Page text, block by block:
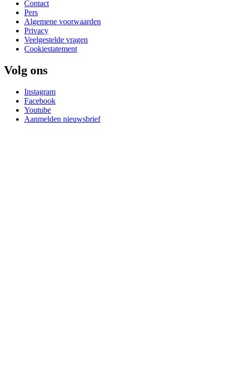
Contact
Pers
Algemene voorwaarden
Privacy
Veelgestelde vragen
Cookiestatement
Volg ons
Instagram
Facebook
Youtube
Aanmelden nieuwsbrief